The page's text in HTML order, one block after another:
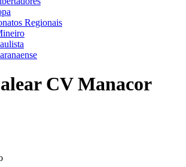
Regionais
CV Manacor